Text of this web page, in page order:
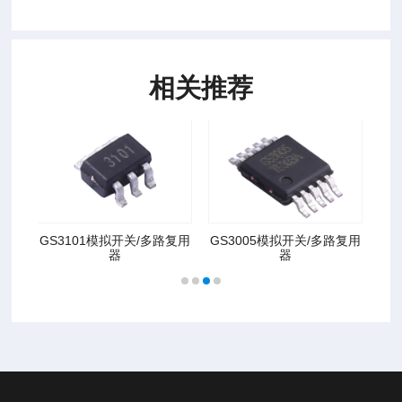
相关推荐
GS3101模拟开关/多路复用
器
GS3005模拟开关/多路复用
器